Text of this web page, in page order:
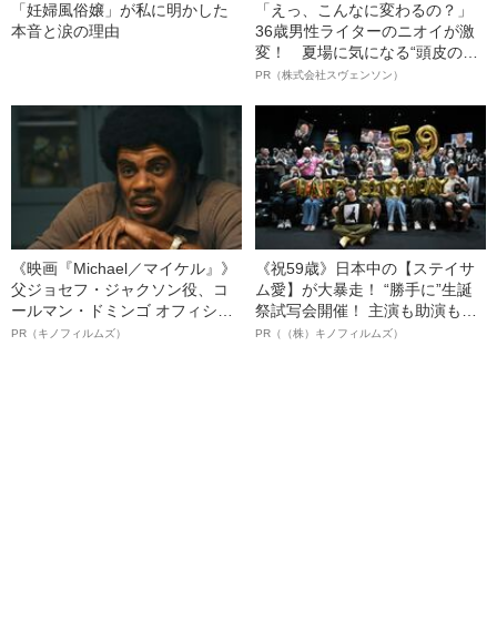
「妊婦風俗嬢」が私に明かした
本音と涙の理由
「えっ、こんなに変わるの？」
36歳男性ライターのニオイが激
変！ 夏場に気になる“頭皮のニ
オイ”や“ベタつき”を解消す
ト”が生み出した徹底ケアとは
PR（株式会社スヴェンソン）
《映画『Michael／マイケル』》
父ジョセフ・ジャクソン役、コ
ールマン・ドミンゴ オフィシャ
ルインタビュー“観客を魅了した
PR（キノフィルムズ）
《祝59歳》日本中の【ステイサ
ム愛】が大暴走！ “勝手に”生誕
祭試写会開催！ 主演も助演も全
部ステイサム！「ステサミー
PR（（株）キノフィルムズ）